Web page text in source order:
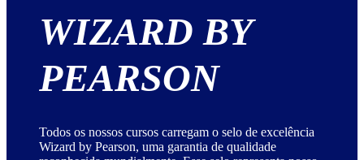
WIZARD BY
PEARSON
Todos os nossos cursos carregam o selo de excelência
Wizard by Pearson, uma garantia de qualidade